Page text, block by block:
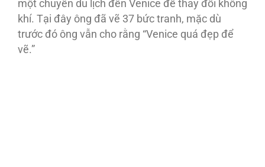
một chuyến du lịch đến Venice để thay đổi không
khí. Tại đây ông đã vẽ 37 bức tranh, mặc dù
trước đó ông vẫn cho rằng “Venice quá đẹp để
vẽ.”